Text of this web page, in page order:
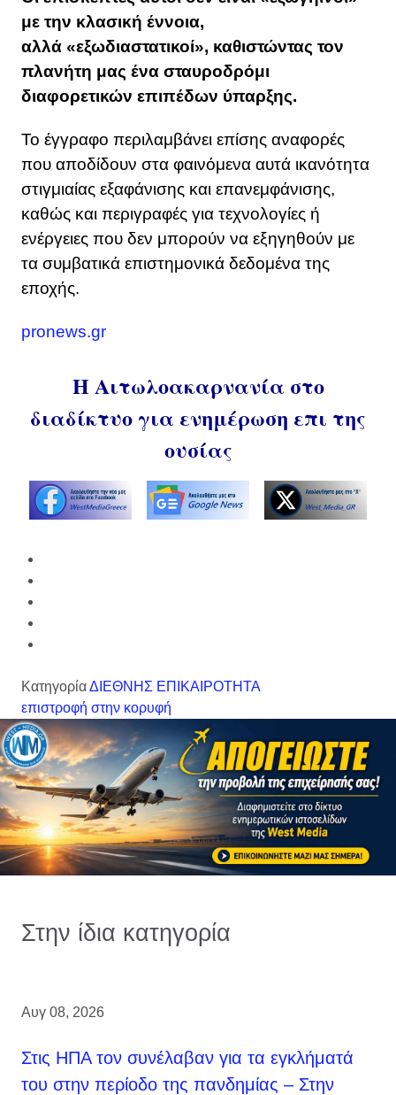
με την κλασική έννοια,
αλλά «εξωδιαστατικοί», καθιστώντας τον
πλανήτη μας ένα σταυροδρόμι
διαφορετικών επιπέδων ύπαρξης.
Το έγγραφο περιλαμβάνει επίσης αναφορές
που αποδίδουν στα φαινόμενα αυτά ικανότητα
στιγμιαίας εξαφάνισης και επανεμφάνισης,
καθώς και περιγραφές για τεχνολογίες ή
ενέργειες που δεν μπορούν να εξηγηθούν με
τα συμβατικά επιστημονικά δεδομένα της
εποχής.
pronews.gr
Η Αιτωλοακαρνανία στο
διαδίκτυο για ενημέρωση επι της
ουσίας
ΚατηγορίαΔΙΕΘΝΗΣ ΕΠΙΚΑΙΡΟΤΗΤΑ
επιστροφή στην κορυφή
Στην ίδια κατηγορία
Αυγ 08, 2026
Στις ΗΠΑ τον συνέλαβαν για τα εγκλήματά
του στην περίοδο της πανδημίας – Στην